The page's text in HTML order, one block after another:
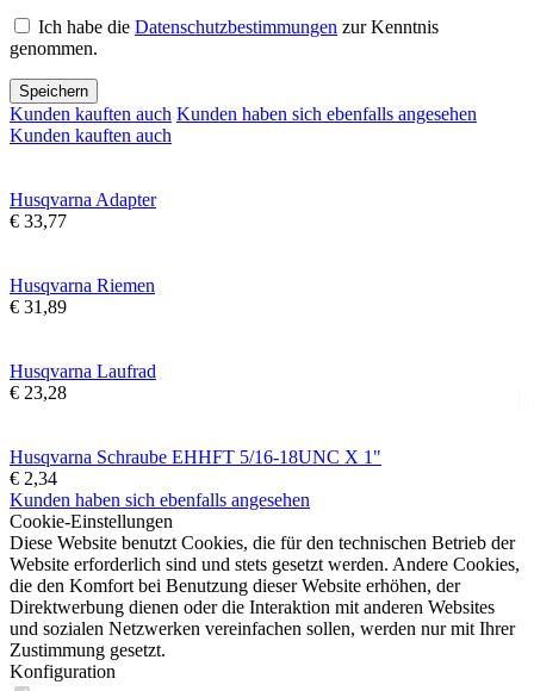
Ich habe die Datenschutzbestimmungen zur Kenntnis
genommen.
Speichern
Kunden kauften auch Kunden haben sich ebenfalls angesehen
Kunden kauften auch
Husqvarna Adapter
€ 33,77
Husqvarna Riemen
€ 31,89
Husqvarna Laufrad
€ 23,28
Husqvarna Schraube EHHFT 5/16-18UNC X 1"
€ 2,34
Kunden haben sich ebenfalls angesehen
Cookie-Einstellungen
Diese Website benutzt Cookies, die für den technischen Betrieb der
Website erforderlich sind und stets gesetzt werden. Andere Cookies,
die den Komfort bei Benutzung dieser Website erhöhen, der
Direktwerbung dienen oder die Interaktion mit anderen Websites
und sozialen Netzwerken vereinfachen sollen, werden nur mit Ihrer
Zustimmung gesetzt.
Konfiguration